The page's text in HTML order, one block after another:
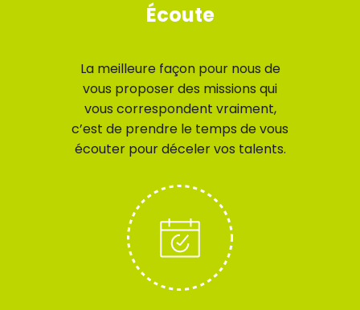
Écoute
La meilleure façon pour nous de
vous proposer des missions qui
vous correspondent vraiment,
c’est de prendre le temps de vous
écouter pour déceler vos talents.